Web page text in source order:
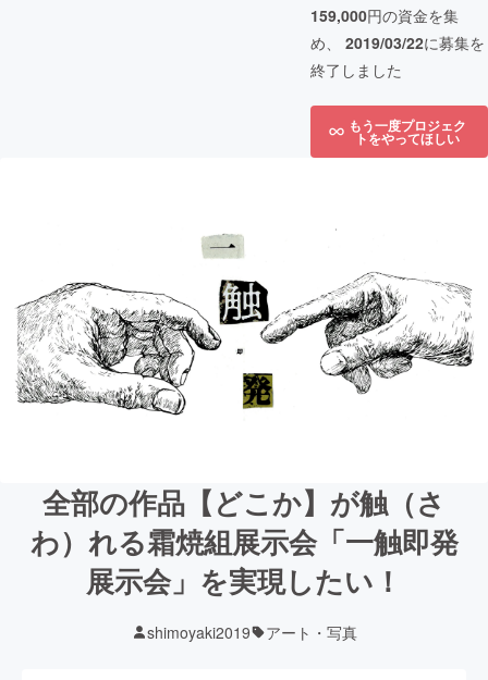
159,000円の資金を集
め、 2019/03/22に募集を
終了しました
もう一度プロジェク
トをやってほしい
全部の作品【どこか】が触（さ
わ）れる霜焼組展示会「一触即発
展示会」を実現したい！
shimoyaki2019 アート・写真